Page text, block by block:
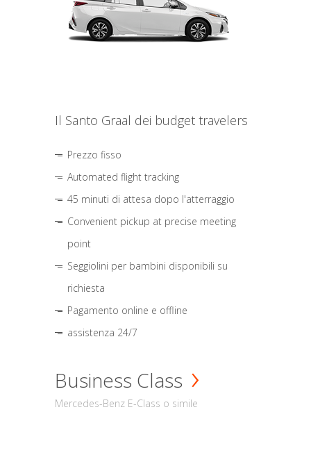
Il Santo Graal dei budget travelers
Prezzo fisso
Automated flight tracking
45 minuti di attesa dopo l'atterraggio
Convenient pickup at precise meeting
point
Seggiolini per bambini disponibili su
richiesta
Pagamento online e offline
assistenza 24/7
Business Class
Mercedes-Benz E-Class o simile